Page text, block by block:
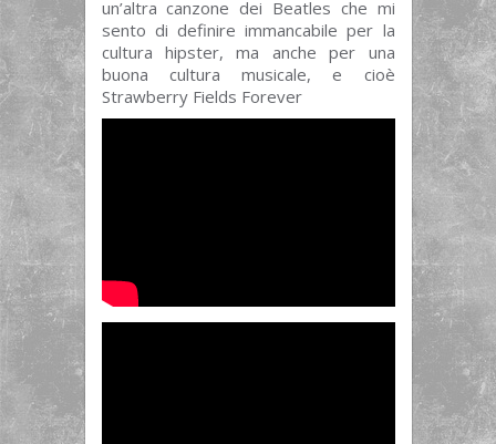
un’altra canzone dei Beatles che mi
sento di definire immancabile per la
cultura hipster, ma anche per una
buona cultura musicale, e cioè
Strawberry Fields Forever